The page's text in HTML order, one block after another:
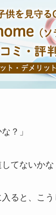
？」
てないかな
ると、こ